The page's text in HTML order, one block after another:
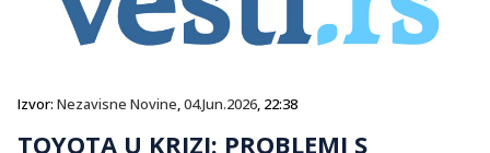
Izvor: Nezavisne Novine,04.Jun.2026, 22:38
TOYOTA U KRIZI: PROBLEMI S